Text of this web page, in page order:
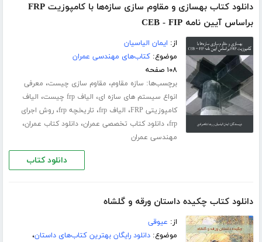
دانلود کتاب بهسازی و مقاوم سازی سازه‌ها با کامپوزیت FRP
براساس آیین نامه CEB - FIP
از: ایمان الیاسیان
موضوع:کتاب‌های مهندسی عمران
۱۰۸ صفحه
برچسب‌ها: سازه مقاوم، مقاوم سازی چیست، معرفی
انواع سیستم های سازه ای، الیاف frp چیست ، الیاف
کامپوزیتی FRP
، الیاف frp ، تاریخچه frp ،روش اجرای
frp،دانلود کتاب تخصصی عمران،دانلود کتاب عمران،
مهندسی عمران
دانلود کتاب
دانلود کتاب چکیده داستان ورقه و گلشاه
از: عیوقی
موضوع:دانلود رایگان بهترین کتاب‌های داستان،